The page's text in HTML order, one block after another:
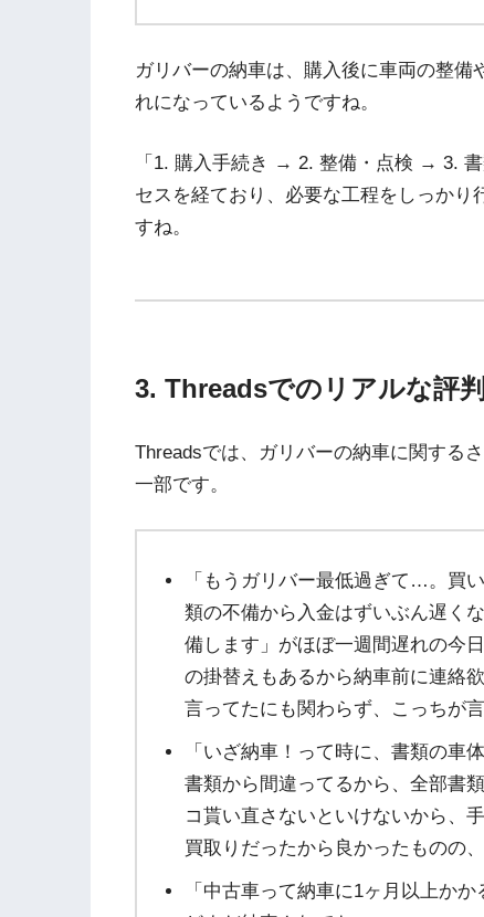
ガリバーの納車は、購入後に車両の整
れになっているようですね。
「1. 購入手続き → 2. 整備・点検 → 3.
セスを経ており、必要な工程をしっかり
すね。
3. Threadsでのリアルな評
Threadsでは、ガリバーの納車に関する
一部です。
「もうガリバー最低過ぎて…。買
類の不備から入金はずいぶん遅く
備します」がほぼ一週間遅れの今
の掛替えもあるから納車前に連絡
言ってたにも関わらず、こっちが
「いざ納車！って時に、書類の車
書類から間違ってるから、全部書
コ貰い直さないといけないから、
買取りだったから良かったものの
「中古車って納車に1ヶ月以上か